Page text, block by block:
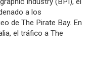
a los
de The Pirate Bay. En
el tráfico a The